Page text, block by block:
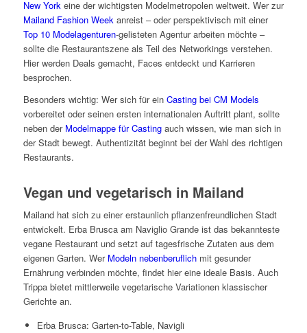
New Yorkeine der wichtigsten Modelmetropolen weltweit. Wer zur
Mailand Fashion Weekanreist – oder perspektivisch mit einer
Top 10 Modelagenturen-gelisteten Agentur arbeiten möchte –
sollte die Restaurantszene als Teil des Networkings verstehen.
Hier werden Deals gemacht, Faces entdeckt und Karrieren
besprochen.
Besonders wichtig: Wer sich für ein Casting bei CM Models
vorbereitet oder seinen ersten internationalen Auftritt plant, sollte
neben der Modelmappe für Castingauch wissen, wie man sich in
der Stadt bewegt. Authentizität beginnt bei der Wahl des richtigen
Restaurants.
Vegan und vegetarisch in Mailand
Mailand hat sich zu einer erstaunlich pflanzenfreundlichen Stadt
entwickelt. Erba Brusca am Naviglio Grande ist das bekannteste
vegane Restaurant und setzt auf tagesfrische Zutaten aus dem
eigenen Garten. Wer Modeln nebenberuflichmit gesunder
Ernährung verbinden möchte, findet hier eine ideale Basis. Auch
Trippa bietet mittlerweile vegetarische Variationen klassischer
Gerichte an.
Erba Brusca: Garten-to-Table, Navigli